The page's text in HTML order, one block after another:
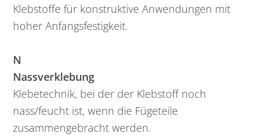
Klebstoffe für konstruktive Anwendungen mit
hoher Anfangsfestigkeit.
N
Nassverklebung
Klebetechnik, bei der der Klebstoff noch
nass/feucht ist, wenn die Fügeteile
zusammengebracht werden.